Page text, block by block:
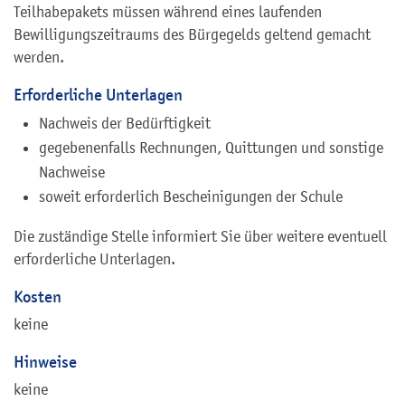
Teilhabepakets müssen während eines laufenden
Bewilligungszeitraums des Bürgegelds geltend gemacht
werden.
Erforderliche Unterlagen
Nachweis der Bedürftigkeit
gegebenenfalls Rechnungen, Quittungen und sonstige
Nachweise
soweit erforderlich Bescheinigungen der Schule
Die zuständige Stelle informiert Sie über weitere eventuell
erforderliche Unterlagen.
Kosten
keine
Hinweise
keine